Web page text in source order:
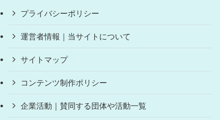
プライバシーポリシー
運営者情報｜当サイトについて
サイトマップ
コンテンツ制作ポリシー
企業活動｜賛同する団体や活動一覧